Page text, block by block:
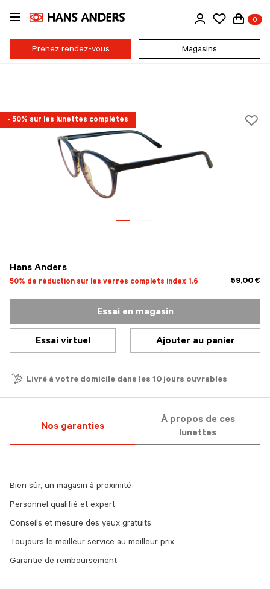
Passer
contenu
principal
0
Prenez rendez-vous Magasins
- 50% sur les lunettes complètes
Hans Anders
50% de réduction sur les verres complets index 1.6 59,00 €
Essai en magasin
Essai virtuel Ajouter au panier
Livré à votre domicile dans les 10 jours ouvrables
Nos garanties
À propos de ces
lunettes
Bien sûr, un magasin à proximité
Personnel qualifié et expert
Conseils et mesure des yeux gratuits
Toujours le meilleur service au meilleur prix
Garantie de remboursement